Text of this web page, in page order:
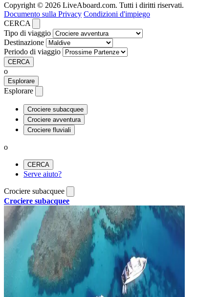
Copyright © 2026 LiveAboard.com. Tutti i diritti riservati.
Documento sulla Privacy Condizioni d'impiego
CERCA
Tipo di viaggio
Destinazione
Periodo di viaggio
CERCA
o
Esplorare
Esplorare
Crociere subacquee
Crociere avventura
Crociere fluviali
o
CERCA
Serve aiuto?
Crociere subacquee
Crociere subacquee